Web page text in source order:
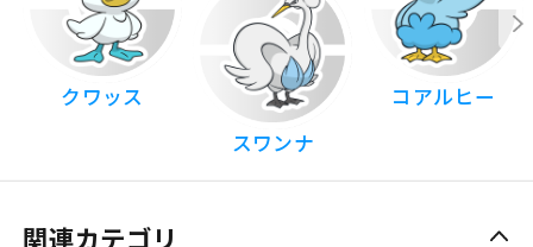
クワッス
スワンナ
コアルヒー
関連カテゴリ